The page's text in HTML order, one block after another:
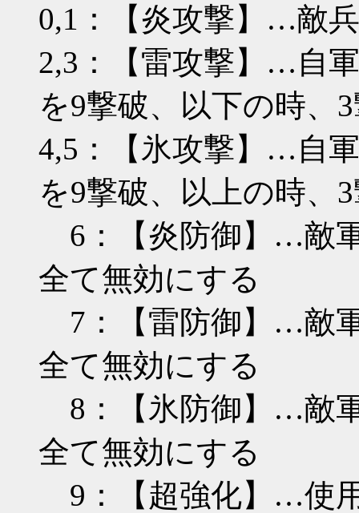
0,1：【炎攻撃】…敵
2,3：【雷攻撃】…自
を9撃破、以下の時、
4,5：【氷攻撃】…自
を9撃破、以上の時、
6：【炎防御】…敵
全て無効にする
7：【雷防御】…敵
全て無効にする
8：【氷防御】…敵
全て無効にする
9：【超強化】…使